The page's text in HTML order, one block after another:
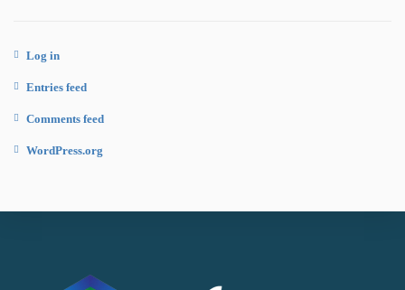
Log in
Entries feed
Comments feed
WordPress.org